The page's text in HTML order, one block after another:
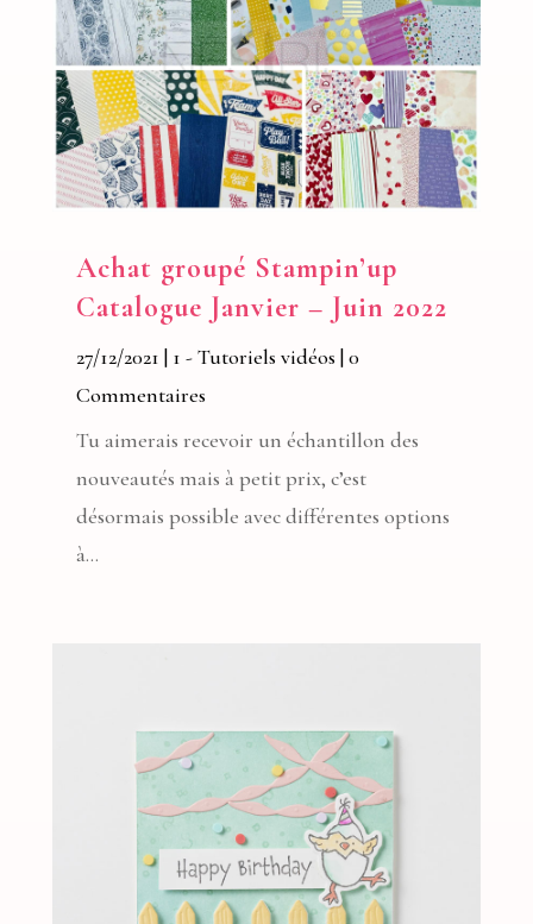
Achat groupé Stampin’up
Catalogue Janvier – Juin 2022
27/12/2021 | 1 - Tutoriels vidéos | 0
Commentaires
Tu aimerais recevoir un échantillon des
nouveautés mais à petit prix, c’est
désormais possible avec différentes options
à...